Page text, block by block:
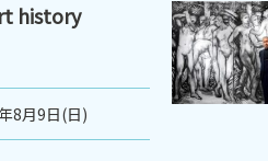
history
8月9日(日)